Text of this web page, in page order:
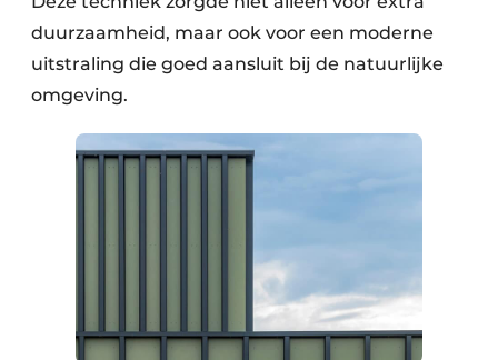
duurzaamheid, maar ook voor een moderne
uitstraling die goed aansluit bij de natuurlijke
omgeving.